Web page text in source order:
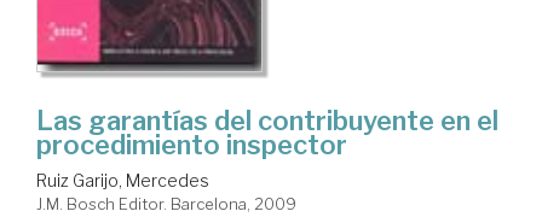
Las garantías del contribuyente en el
procedimiento inspector
Ruiz Garijo, Mercedes
J.M. Bosch Editor. Barcelona, 2009